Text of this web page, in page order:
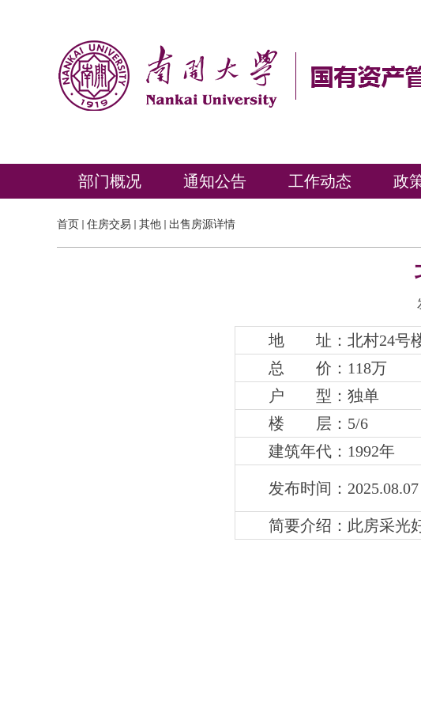
部门概况 通知公告 工作动态 政
首页 住房交易 其他 出售房源详情
地 址：北村24号
总 价：118万
户 型：独单
楼 层：5/6
建筑年代：1992年
发布时间：2025.08.07
简要介绍： 此房采光